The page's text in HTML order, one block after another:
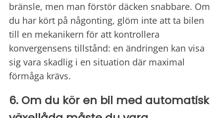
bränsle, men man förstör däcken snabbare. Om
du har kört på någonting, glöm inte att ta bilen
till en mekanikern för att kontrollera
konvergensens tillstånd: en ändringen kan visa
sig vara skadlig i en situation där maximal
förmåga krävs.
6. Om du kör en bil med automatisk